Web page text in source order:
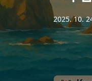
2025. 10.